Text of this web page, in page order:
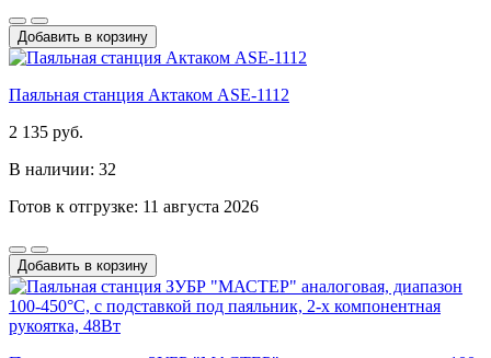
Добавить в корзину
Паяльная станция Актаком ASE-1112
2 135 руб.
В наличии: 32
Готов к отгрузке: 11 августа 2026
Добавить в корзину